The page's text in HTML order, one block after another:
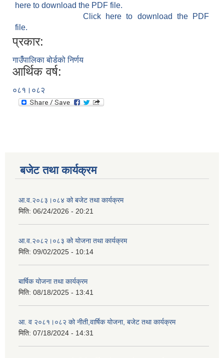
here to download the PDF file.
Click here to download the PDF
file.
प्रकार:
गाउँंपालिका बोर्डको निर्णय
आर्थिक वर्ष:
०८१।०८२
बजेट तथा कार्यक्रम
आ.व.२०८३।०८४ को बजेट तथा कार्यक्रम
मिति: 06/24/2026 - 20:21
आ.व.२०८२।०८३ को योजना तथा कार्यक्रम
मिति: 09/02/2025 - 10:14
बार्षिक योजना तथा कार्यक्रम
मिति: 08/18/2025 - 13:41
आ. व २०८१।०८२ को नीती,वार्षिक योजना, बजेट तथा कार्यक्रम
मिति: 07/18/2024 - 14:31